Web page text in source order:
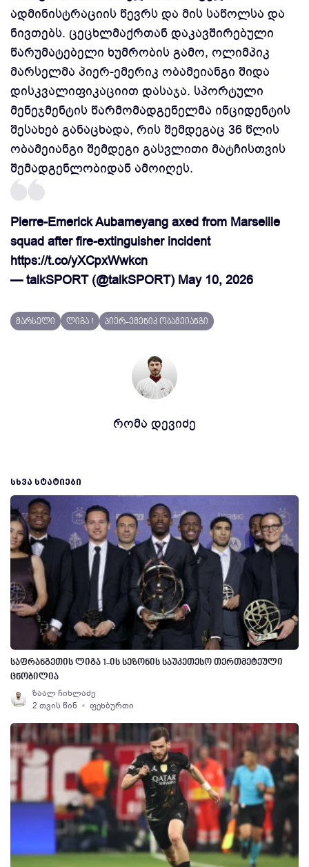
ადმინისტრაციის წევრს და მის საწოლსა და
ნივთებს. ცეცხლმაქრთან დაკავშირებული
წარუმატებელი ხუმრობის გამო, ოლიმპიკ
მარსელმა პიერ-ემერიკ ობამეიანგი შიდა
დისკვალიფიკაციით დასაჯა. სპორტული
მენეჯმენტის წარმომადგენელმა ინციდენტის
შესახებ განაცხადა, რის შემდეგაც 36 წლის
ობამეიანგი შემდეგი გასვლითი მატჩისთვის
შემადგენლობიდან ამოიღეს.
Pierre-Emerick Aubameyang axed from Marseille
squad after fire-extinguisher incident
https://t.co/yXCpxWwkcn
— talkSPORT (@talkSPORT) May 10, 2026
მარსელი ლიგა 1 პიერ-ემენიკ ობამეიანგი
რომა დევიძე
ᲡᲮᲕᲐ ᲡᲢᲐᲢᲘᲔᲑᲘ
საფრანგეთის ლიგა 1-ის სეზონის საუკეთესო თერთმეტეული
ცნობილია
ზაალ ჩიხლაძე
2 თვის წინ
ფეხბურთი